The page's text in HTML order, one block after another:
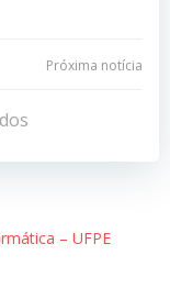
Próxima notícia
– UFPE